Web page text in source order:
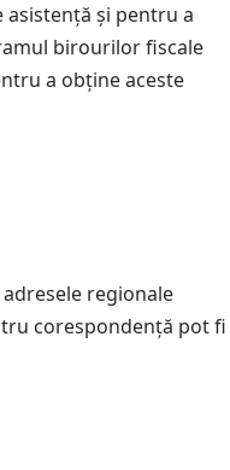
asistență și pentru a
birourilor fiscale
a obține aceste
regionale
corespondență pot fi